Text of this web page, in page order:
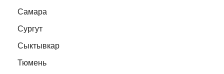
Самара
Сургут
Сыктывкар
Тюмень